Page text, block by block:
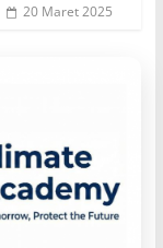
20 Maret 2025